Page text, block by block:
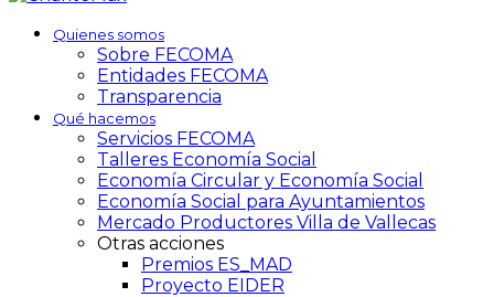
Quienes somos
Sobre FECOMA
Entidades FECOMA
Transparencia
Qué hacemos
Servicios FECOMA
Talleres Economía Social
Economía Circular y Economía Social
Economía Social para Ayuntamientos
Mercado Productores Villa de Vallecas
Otras acciones
Premios ES_MAD
Proyecto EIDER